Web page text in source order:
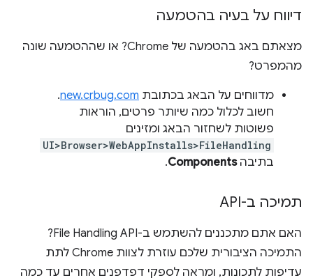
דיווח על בעיה בהטמעה
מצאתם באג בהטמעה של Chrome? או שההטמעה שונה
מהמפרט?
מדווחים על הבאג בכתובת new.crbug.com
.
חשוב לכלול כמה שיותר פרטים, הוראות
פשוטות לשחזור הבאג ומזינים
UI>Browser>WebAppInstalls>FileHandling
בתיבהComponents
.
תמיכה ב-API
האם אתם מתכננים להשתמש ב-File Handling API?
התמיכה הציבורית שלכם עוזרת לצוות Chrome לתת
עדיפות לתכונות, ומראה לספקי דפדפנים אחרים עד כמה